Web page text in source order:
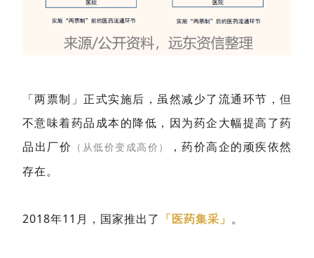
「两票制」正式实施后，虽然减少了流通环节，但
不意味着药品成本的降低，因为药企大幅提高了药
品出厂价 （从低价变成高价）
，药价高企的顽疾依然
存在。
2018年11月，国家推出了 「医药集采」 。